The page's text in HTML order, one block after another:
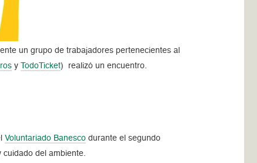
un grupo de trabajadores pertenecientes al
yTodoTicket) realizó un encuentro.
Voluntariado Banesco durante el segundo
del ambiente.